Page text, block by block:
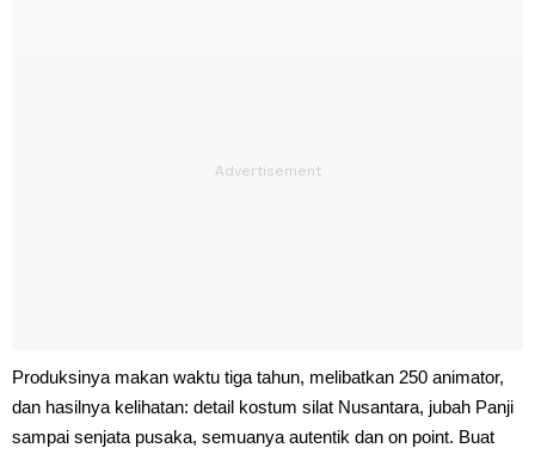
Produksinya makan waktu tiga tahun, melibatkan 250 animator,
dan hasilnya kelihatan: detail kostum silat Nusantara, jubah Panji
sampai senjata pusaka, semuanya autentik dan on point. Buat